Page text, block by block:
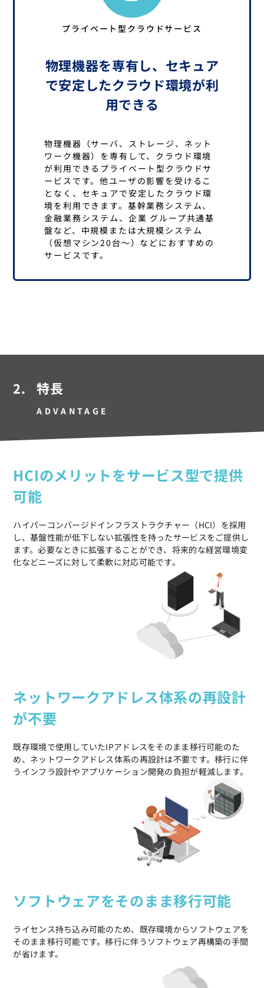
プライベート型クラウドサービス
物理機器を専有し、セキュア
で安定したクラウド環境が利
用できる
物理機器（サーバ、ストレージ、ネット
ワーク機器）を専有して、クラウド環境
が利用できるプライベート型クラウドサ
ービスです。他ユーザの影響を受けるこ
となく、セキュアで安定したクラウド環
境を利用できます。基幹業務システム、
金融業務システム、企業 グループ共通基
盤など、中規模または大規模システム
（仮想マシン20台～）などにおすすめの
サービスです。
2. 特長
ADVANTAGE
HCIのメリットをサービス型で提供
可能
ハイパーコンバージドインフラストラクチャー（HCI）を採用
し、基盤性能が低下しない拡張性を持ったサービスをご提供し
ます。必要なときに拡張することができ、将来的な経営環境変
化などニーズに対して柔軟に対応可能です。
ネットワークアドレス体系の再設計
が不要
既存環境で使用していたIPアドレスをそのまま移行可能のた
め、ネットワークアドレス体系の再設計は不要です。移行に伴
うインフラ設計やアプリケーション開発の負担が軽減します。
ソフトウェアをそのまま移行可能
ライセンス持ち込み可能のため、既存環境からソフトウェアを
そのまま移行可能です。移行に伴うソフトウェア再構築の手間
が省けます。